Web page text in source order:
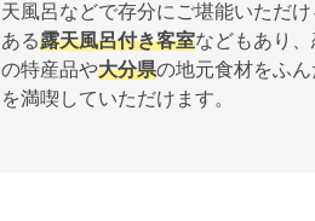
天風呂などで存分にご堪能いただけ
ある露天風呂付き客室などもあり
の特産品や大分県の地元食材をふ
を満喫していただけます。